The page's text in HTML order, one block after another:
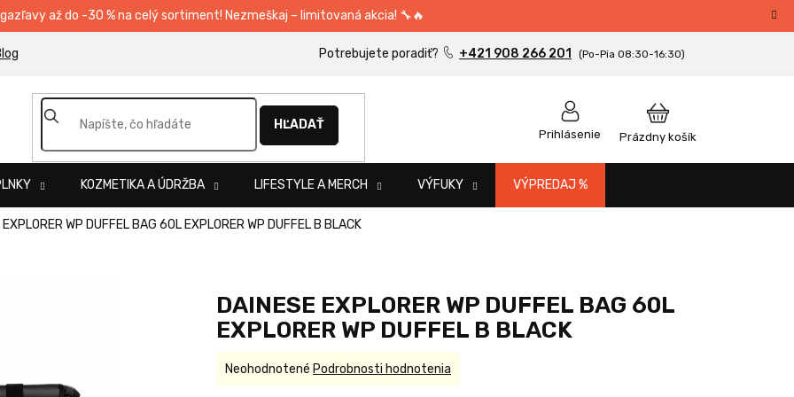
až do -30 % na celý sortiment! Nezmeškaj – limitovaná akcia! 🔧🔥
+421 908 266 201
Prihlásenie
HĽADAŤ
NÁKUPNÝ
Prázdny košík
KOZMETIKA A ÚDRŽBA LIFESTYLE A MERCH VÝFUKY VÝPREDAJ %
EXPLORER WP DUFFEL BAG 60L EXPLORER WP DUFFEL B BLACK
DAINESE EXPLORER WP DUFFEL BAG 60L
EXPLORER WP DUFFEL B BLACK
Priemerné
Neohodnotené Podrobnosti hodnotenia